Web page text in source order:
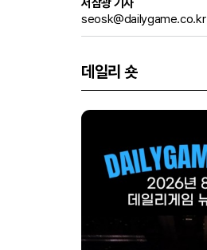
서삼광 기자
seosk@dailygame.co.kr
데일리 숏